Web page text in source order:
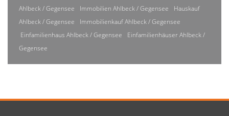
Ahlbeck / Gegensee
Immobilien Ahlbeck / Gegensee
Hauskauf
Ahlbeck / Gegensee
Immobilienkauf Ahlbeck / Gegensee
Einfamilienhaus Ahlbeck / Gegensee
Einfamilienhäuser Ahlbeck /
Gegensee